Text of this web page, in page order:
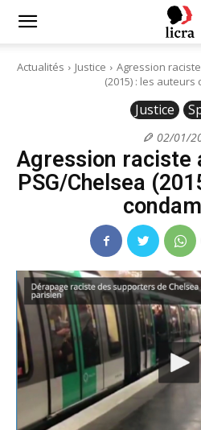
Licra
Antiraciste
1927
Actualités Justice
Agression
(2015) : les auteurs
Justice
02/01/
Agression raciste
PSG/Chelsea